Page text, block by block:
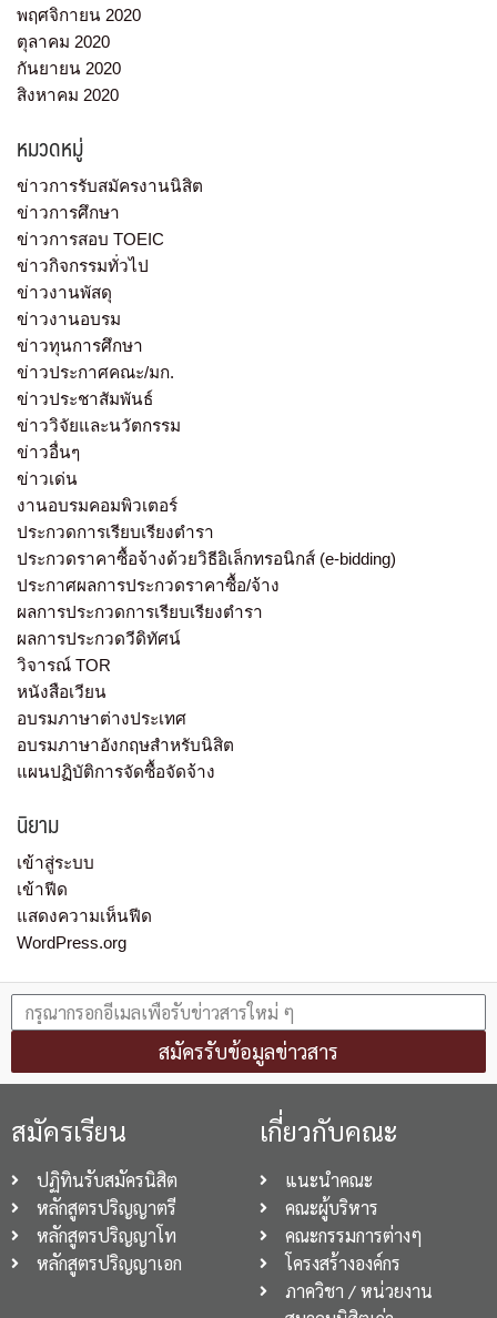
พฤศจิกายน 2020
ตุลาคม 2020
กันยายน 2020
สิงหาคม 2020
หมวดหมู่
ข่าวการรับสมัครงานนิสิต
ข่าวการศึกษา
ข่าวการสอบ TOEIC
ข่าวกิจกรรมทั่วไป
ข่าวงานพัสดุ
ข่าวงานอบรม
ข่าวทุนการศึกษา
ข่าวประกาศคณะ/มก.
ข่าวประชาสัมพันธ์
ข่าววิจัยและนวัตกรรม
ข่าวอื่นๆ
ข่าวเด่น
งานอบรมคอมพิวเตอร์
ประกวดการเรียบเรียงตำรา
ประกวดราคาซื้อจ้างด้วยวิธีอิเล็กทรอนิกส์ (e-bidding)
ประกาศผลการประกวดราคาซื้อ/จ้าง
ผลการประกวดการเรียบเรียงตำรา
ผลการประกวดวีดิทัศน์
วิจารณ์ TOR
หนังสือเวียน
อบรมภาษาต่างประเทศ
อบรมภาษาอังกฤษสำหรับนิสิต
แผนปฏิบัติการจัดซื้อจัดจ้าง
นิยาม
เข้าสู่ระบบ
เข้าฟีด
แสดงความเห็นฟีด
WordPress.org
สมัครรับข้อมูลข่าวสาร
สมัครเรียน
ปฏิทินรับสมัครนิสิต
หลักสูตรปริญญาตรี
หลักสูตรปริญญาโท
หลักสูตรปริญญาเอก
เกี่ยวกับคณะ
แนะนำคณะ
คณะผู้บริหาร
คณะกรรมการต่างๆ
โครงสร้างองค์กร
ภาควิชา / หน่วยงาน